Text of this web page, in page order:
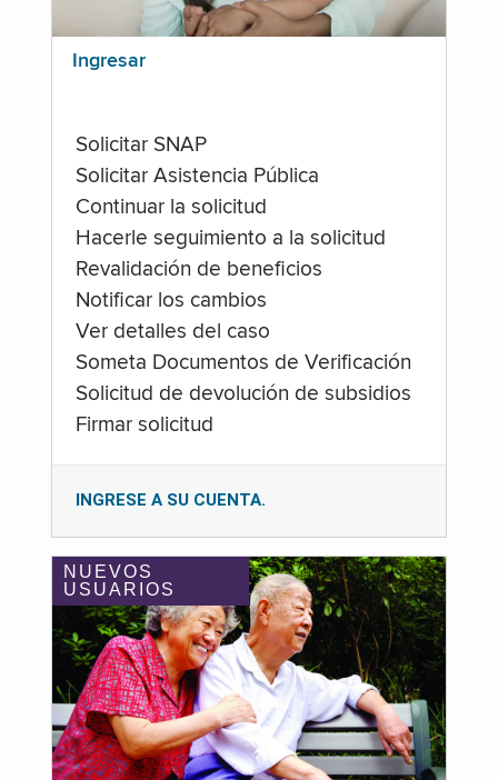
Ingresar
Solicitar SNAP
Solicitar Asistencia Pública
Continuar la solicitud
Hacerle seguimiento a la solicitud
Revalidación de beneficios
Notificar los cambios
Ver detalles del caso
Someta Documentos de Verificación
Solicitud de devolución de subsidios
Firmar solicitud
INGRESE A SU CUENTA.
NUEVOS
USUARIOS